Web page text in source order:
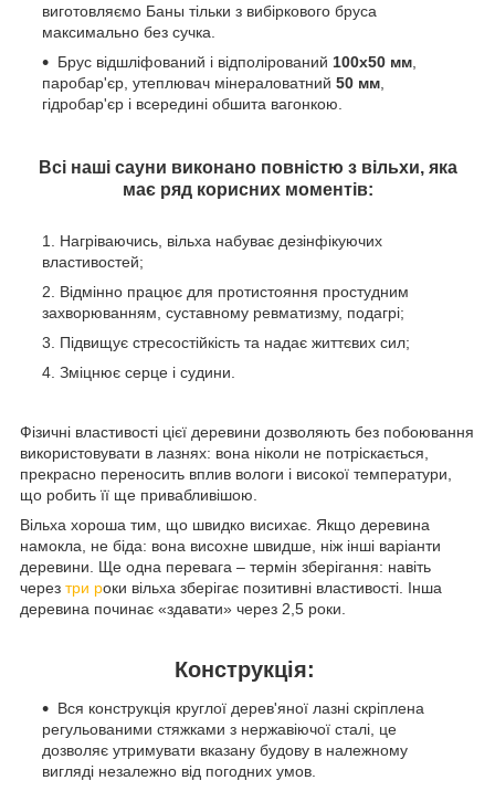
виготовляємо Баны тільки з вибіркового бруса
максимально без сучка.
Брус відшліфований і відполірований 100х50 мм
паробар'єр, утеплювач мінераловатний 50 мм
гідробар'єр і всередині обшита вагонкою.
Всі наші сауни виконано повністю з вільхи, яка
має ряд корисних моментів:
Нагріваючись, вільха набуває дезінфікуючих
властивостей;
Відмінно працює для протистояння простудним
захворюванням, суставному ревматизму, подагрі;
Підвищує стресостійкість та надає життєвих сил;
Зміцнює серце і судини.
Фізичні властивості цієї деревини дозволяють без побоювання
використовувати в лазнях: вона ніколи не потріскається,
прекрасно переносить вплив вологи і високої температури,
що робить її ще привабливішою.
Вільха хороша тим, що швидко висихає. Якщо деревина
намокла, не біда: вона висохне швидше, ніж інші варіанти
деревини. Ще одна перевага – термін зберігання: навіть
через три роки вільха зберігає позитивні властивості. Інша
деревина починає «здавати» через 2,5 роки.
Конструкція:
Вся конструкція круглої дерев'яної лазні скріплена
регульованими стяжками з нержавіючої сталі, це
дозволяє утримувати вказану будову в належному
вигляді незалежно від погодних умов.